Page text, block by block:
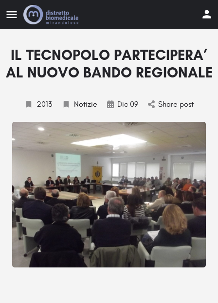
IL TECNOPOLO PARTECIPERA’
AL NUOVO BANDO REGIONALE
2013 Notizie Dic 09 Share post